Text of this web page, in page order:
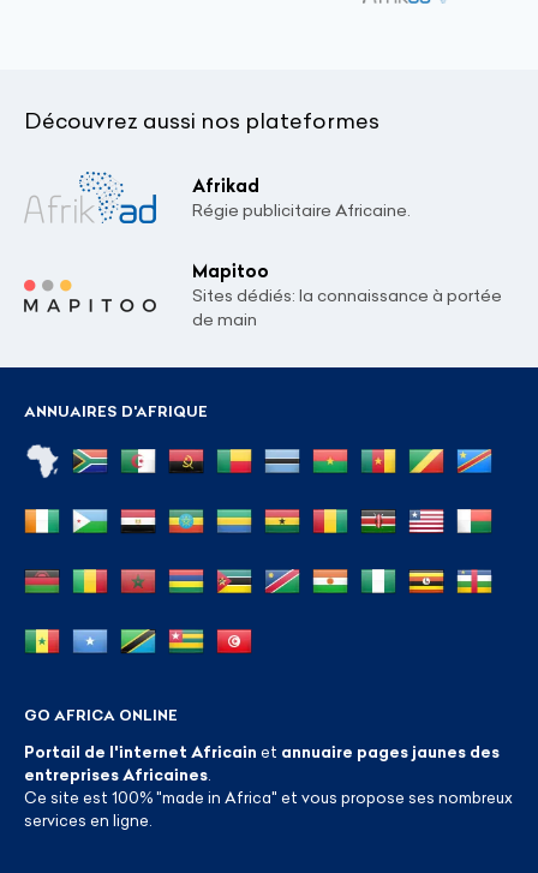
Découvrez aussi nos plateformes
Afrikad
Régie publicitaire Africaine.
Mapitoo
Sites dédiés: la connaissance à portée
de main
ANNUAIRES D'AFRIQUE
GO AFRICA ONLINE
Portail de l'internet Africain et annuaire pages jaunes des
entreprises Africaines
Ce site est 100% "made in Africa" et vous propose ses nombreux
services en ligne.